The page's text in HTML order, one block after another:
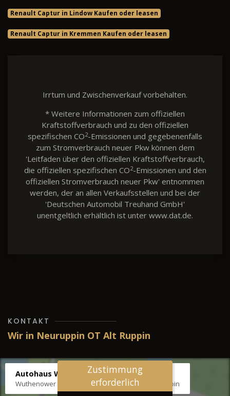
Renault Captur in Lindow Kaufen oder leasen
Renault Captur in Kremmen Kaufen oder leasen
Irrtum und Zwischenverkauf vorbehalten.
* Weitere Informationen zum offiziellen
Kraftstoffverbrauch und zu den offiziellen
spezifischen CO2-Emissionen und gegebenenfalls
zum Stromverbrauch neuer Pkw können dem
'Leitfaden über den offiziellen Kraftstoffverbrauch,
die offiziellen spezifischen CO2-Emissionen und den
offiziellen Stromverbrauch neuer Pkw' entnommen
werden, der an allen Verkaufsstellen und bei der
'Deutschen Automobil Treuhand GmbH'
unentgeltlich erhältlich ist unter www.dat.de.
KONTAKT
Wir in Neuruppin OT Alt Ruppin
Autohaus Wernicke
Wuthenower Str. 12b, 16827 Neuruppin OT Alt Ruppin
Zustimmung
erforderlich